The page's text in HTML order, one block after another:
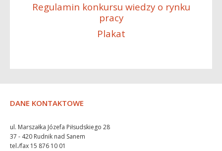
Regulamin konkursu wiedzy o rynku
pracy
Plakat
DANE KONTAKTOWE
ul. Marszałka Józefa Piłsudskiego 28
37 - 420 Rudnik nad Sanem
tel./fax 15 876 10 01